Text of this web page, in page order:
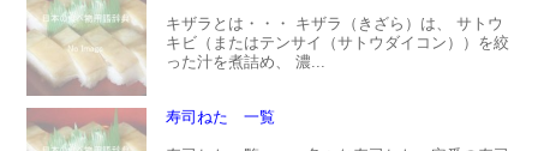
キザラとは・・・ キザラ（きざら）は、 サトウ
キビ（またはテンサイ（サトウダイコン））を絞
った汁を煮詰め、 濃...
寿司ねた 一覧